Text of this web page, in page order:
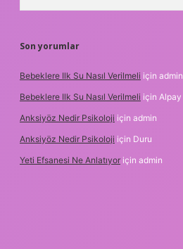
Son yorumlar
Bebeklere Ilk Su Nasıl Verilmeli için admin
Bebeklere Ilk Su Nasıl Verilmeli için Alpay
Anksiyöz Nedir Psikoloji için admin
Anksiyöz Nedir Psikoloji için Duru
Yeti Efsanesi Ne Anlatıyor için admin